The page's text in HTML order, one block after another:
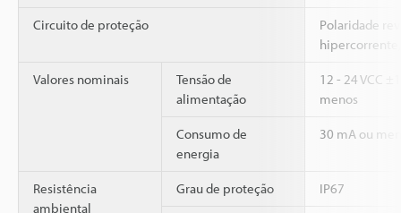
Circuito de proteção
Polaridade
Valores nominais
Tensão de
alimentação
12 - 24 VCC
menos
Consumo de
energia
30 mA ou
Resistência
ambiental
Grau de proteção IP67